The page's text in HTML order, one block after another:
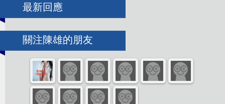
最新回應
關注陳雄的朋友